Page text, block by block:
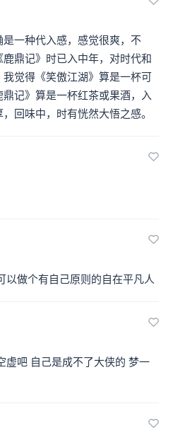
一种代入感，感觉很爽，不
鼎记》时已入中年，对时代和
觉得《笑傲江湖》算是一杯可
记》算是一杯红茶或果酒，入
回味中，时有恍然大悟之感。
以做个有自己原则的自在平凡人
虚吧 自己是成不了大侠的 梦一